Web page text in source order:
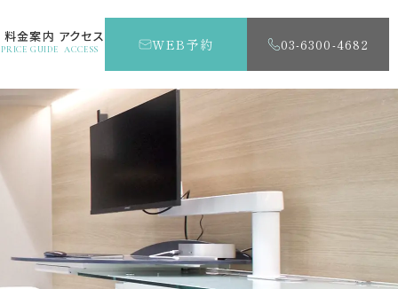
料金案内
PRICE GUIDE
アクセス
ACCESS WEB予約 03-6300-4682